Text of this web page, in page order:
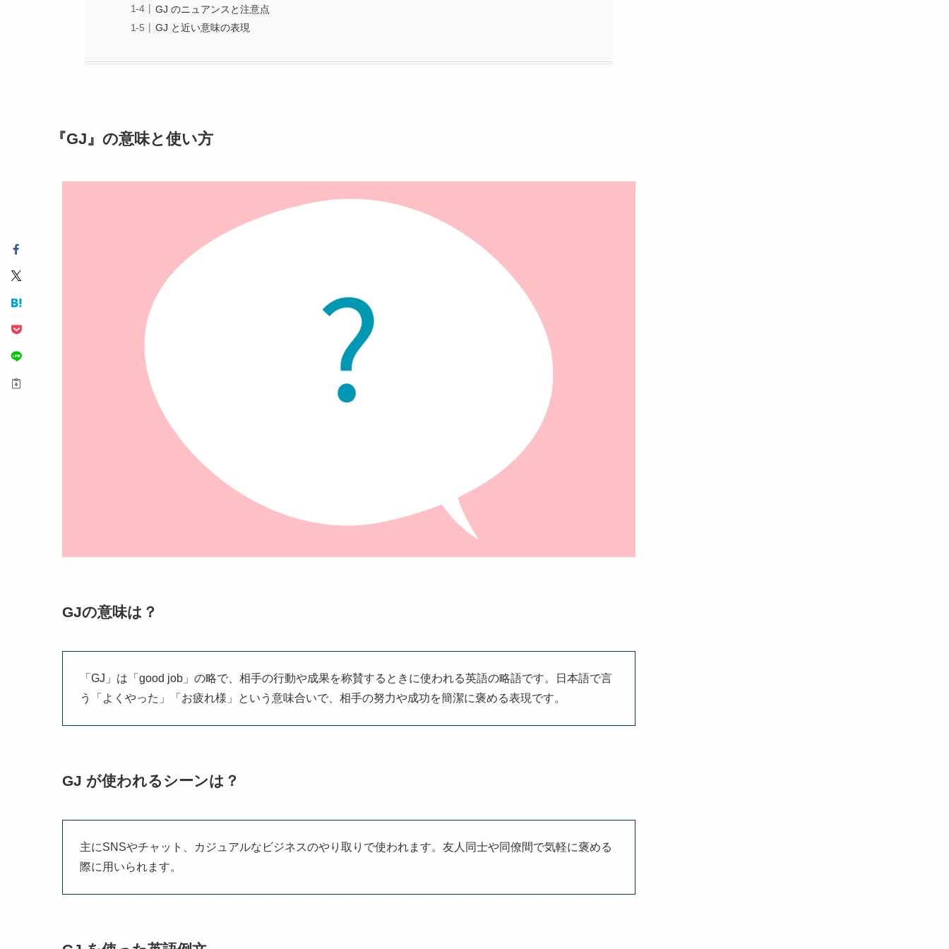
GJ のニュアンスと注意点
GJ と近い意味の表現
『GJ』の意味と使い方
GJの意味は？
「GJ」は「good job」の略で、相手の行動や成果を称賛するときに使われる英語の略語です。日本語で言
う「よくやった」「お疲れ様」という意味合いで、相手の努力や成功を簡潔に褒める表現です。
GJ が使われるシーンは？
主にSNSやチャット、カジュアルなビジネスのやり取りで使われます。友人同士や同僚間で気軽に褒める
際に用いられます。